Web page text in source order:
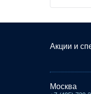
Акции и
Москва